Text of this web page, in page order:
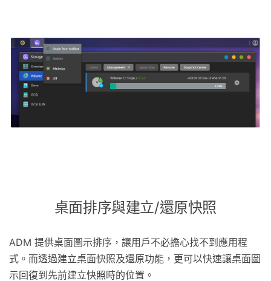
桌面排序與建立/還原快照
ADM 提供桌面圖示排序，讓用戶不必擔心找不到應用程
式。而透過建立桌面快照及還原功能，更可以快速讓桌面圖
示回復到先前建立快照時的位置。